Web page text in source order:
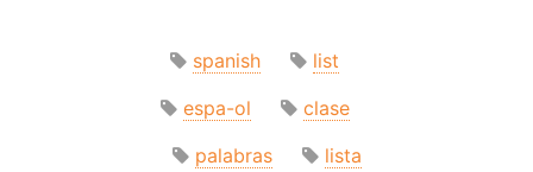
spanish
list
espa-ol
clase
palabras
lista